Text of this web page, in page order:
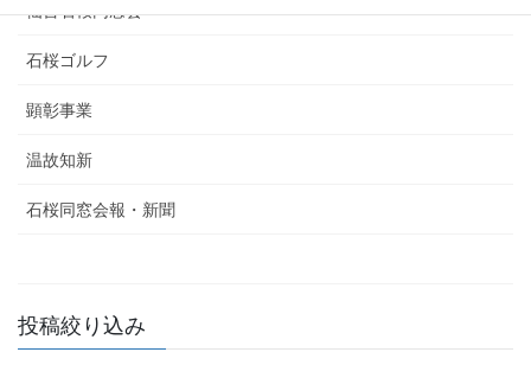
仙台石桜同窓会
石桜ゴルフ
顕彰事業
温故知新
石桜同窓会報・新聞
投稿絞り込み